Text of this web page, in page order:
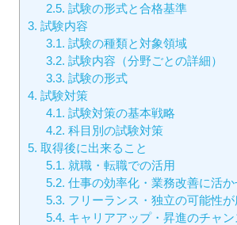
2.5. 試験の形式と合格基準
3. 試験内容
3.1. 試験の種類と対象領域
3.2. 試験内容（分野ごとの詳細）
3.3. 試験の形式
4. 試験対策
4.1. 試験対策の基本戦略
4.2. 科目別の試験対策
5. 取得後に出来ること
5.1. 就職・転職での活用
5.2. 仕事の効率化・業務改善に活か
5.3. フリーランス・独立の可能性が
5.4. キャリアアップ・昇進のチャン